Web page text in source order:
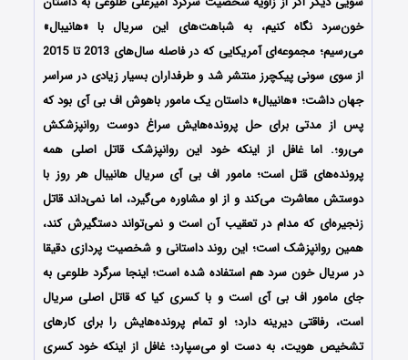
خون‌سرد نگاه کنیم، به شباهت‌های این سریال با «هانیبال»
می‌رسیم؛ مجموعه‌ای آمریکایی که در فاصله سال‌های 2013 تا 2015
از سوی سونی پیکچرز منتشر شد و طرفداران بسیار زیادی در سراسر
جهان داشت؛ «هانیبال» داستان یک مامور باهوش اف بی آی بود که
پس از مدتی برای حل پرونده‌هایش سراغ دوست روانپزشکش
می‌رو؛. اما غافل از اینکه خود این روانپزشک قاتل اصلی همه
پرونده‌های قتل است؛ مامور اف بی آی سریال هانیبال هر روز با
دوستش معاشرت می‌کند و از او مشاوره می‌گیرد، اما نمی‌داند قاتل
زنجیره‌ای که مدام در تعقیب آن است و نمی‌تواند دستگیرش کند،
همین روانپزشک است؛ این روند داستانی و شخصیت پردازی دقیقا
در سریال خون سرد هم استفاده شده است؛ اینجا سرگرد طلوعی به
جای مامور اف بی آی است و با کسری کیا که قاتل اصلی سریال
است، رفاقتی دیرینه دارد؛ او تمام پرونده‌هایش را برای کارهای
تشخیص هویت، به دست او می‌سپارد؛ غافل از اینکه خود کسری